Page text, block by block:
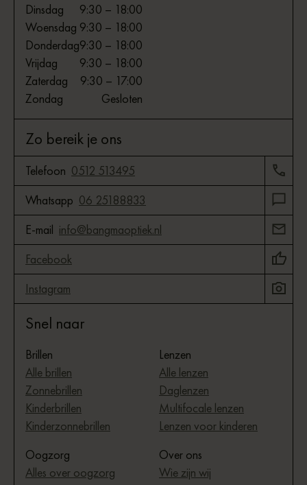
Dinsdag
9:30 – 18:00
Woensdag 9:30 – 18:00
Donderdag9:30 – 18:00
Vrijdag
9:30 – 18:00
Zaterdag
9:30 – 17:00
Zondag
Gesloten
Zo bereik je ons
Telefoon 0512 513495
Whatsapp 06 25188833
E-mail info@bangmaoptiek.nl
Facebook
Instagram
Snel naar
Brillen
Alle brillen
Zonnebrillen
Kinderbrillen
Kinderzonnebrillen
Lenzen
Alle lenzen
Daglenzen
Multifocale lenzen
Lenzen voor kinderen
Oogzorg
Alles over oogzorg
Over ons
Wie zijn wij